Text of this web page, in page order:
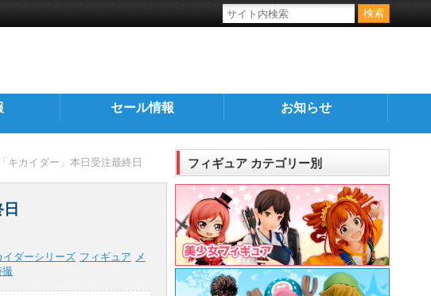
セール情報 お知らせ
キカイダー」本日受注最終日
イダーシリーズ フィギュア メ
撮
フィギュア カテゴリー別